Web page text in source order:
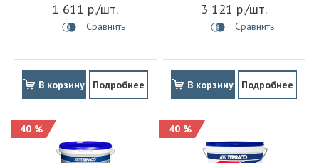
1 611 р./шт.
Сравнить
В корзину Подробнее
3 121 р./шт.
Сравнить
В корзину Подробнее
40 % 40 %